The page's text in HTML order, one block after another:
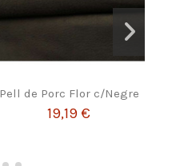
Pell de Porc Flor c/Negre
19,19 €